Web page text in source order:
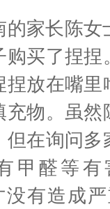
家长陈女
买了捏
放在嘴
物。虽
在询问
甲醛等
有造成